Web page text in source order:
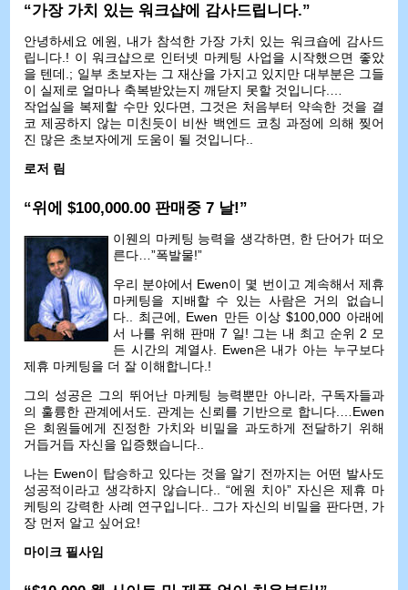
“가장 가치 있는 워크샵에 감사드립니다.”
안녕하세요 에원, 내가 참석한 가장 가치 있는 워크숍에 감사드
립니다.! 이 워크샵으로 인터넷 마케팅 사업을 시작했으면 좋았
을 텐데.; 일부 초보자는 그 재산을 가지고 있지만 대부분은 그들
이 실제로 얼마나 축복받았는지 깨닫지 못할 것입니다.…
작업실을 복제할 수만 있다면, 그것은 처음부터 약속한 것을 결
코 제공하지 않는 미친듯이 비싼 백엔드 코칭 과정에 의해 찢어
진 많은 초보자에게 도움이 될 것입니다..
로저 림
“위에 $100,000.00 판매중 7 날!”
이웬의 마케팅 능력을 생각하면, 한 단어가 떠오
른다…”폭발물!”
우리 분야에서 Ewen이 몇 번이고 계속해서 제휴
마케팅을 지배할 수 있는 사람은 거의 없습니
다.. 최근에, Ewen 만든 이상 $100,000 아래에
서 나를 위해 판매 7 일! 그는 내 최고 순위 2 모
든 시간의 계열사. Ewen은 내가 아는 누구보다
제휴 마케팅을 더 잘 이해합니다.!
그의 성공은 그의 뛰어난 마케팅 능력뿐만 아니라, 구독자들과
의 훌륭한 관계에서도. 관계는 신뢰를 기반으로 합니다.…Ewen
은 회원들에게 진정한 가치와 비밀을 과도하게 전달하기 위해
거듭거듭 자신을 입증했습니다..
나는 Ewen이 탑승하고 있다는 것을 알기 전까지는 어떤 발사도
성공적이라고 생각하지 않습니다.. “에원 치아” 자신은 제휴 마
케팅의 강력한 사례 연구입니다.. 그가 자신의 비밀을 판다면, 가
장 먼저 알고 싶어요!
마이크 필사임